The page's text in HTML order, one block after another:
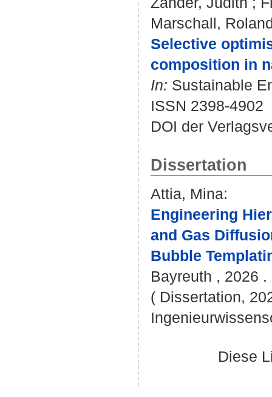
Marschall,
Selective
composition in
In: Sustainable
ISSN 2398-4902
DOI der
Dissertation
Attia, Mina:
Engineering
and Gas
Bubble
Bayreuth , 2026
( Dissertation,
Diese